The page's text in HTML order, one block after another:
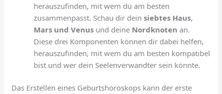
herauszufinden, mit wem du am besten
zusammenpasst. Schau dir deinsiebtes Haus,
Mars und Venus und deine Nordknoten an.
Diese drei Komponenten können dir dabei helfen,
herauszufinden, mit wem du am besten kompatibel
bist und wer dein Seelenverwandter sein könnte.
Das Erstellen eines Geburtshoroskops kann der erste